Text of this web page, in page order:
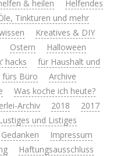
& heilen
Helfendes
Tinkturen und mehr
Kreatives & DIY
Ostern
Halloween
hacks
für Haushalt und
fürs Büro
Archive
Was koche ich heute?
Archiv 2018
2017
Lustiges und Listiges
Gedanken
Impressum
Haftungsausschluss